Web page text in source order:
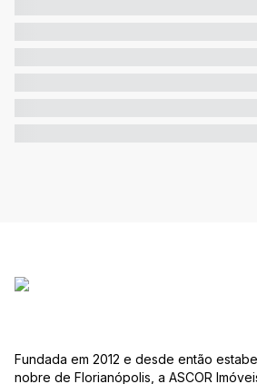
Fundada em 2012 e desde então
nobre de Florianópolis, a ASCOR